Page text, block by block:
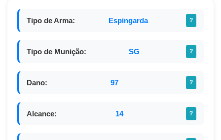
Tipo de Arma: Espingarda ?
Tipo de Munição: SG ?
Dano: 97 ?
Alcance: 14 ?